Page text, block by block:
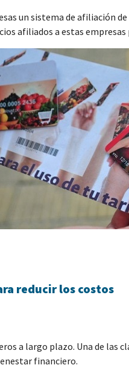
un sistema de afiliación
afiliados a estas empresas
reducir los costos
a largo plazo. Una de las
financiero.